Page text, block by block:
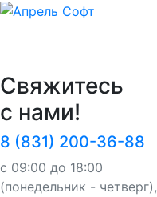
Свяжитесь
с нами!
8 (831) 200-36-88
с 09:00 до 18:00
(понедельник - четверг),